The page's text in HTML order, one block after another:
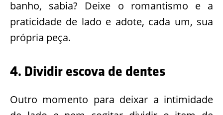
banho, sabia? Deixe o romantismo e a
praticidade de lado e adote, cada um, sua
própria peça.
4. Dividir escova de dentes
Outro momento para deixar a intimidade